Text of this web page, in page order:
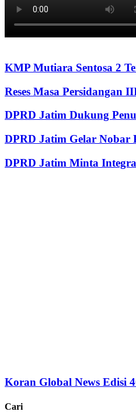
KMP Mutiara Sentosa 2
Reses Masa Persidangan
DPRD Jatim Dukung
DPRD Jatim Gelar Nobar
DPRD Jatim Minta
Koran Global News Edisi
Cari